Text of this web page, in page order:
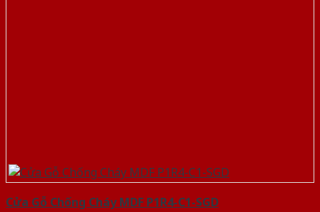
Cửa Gỗ Chống Cháy MDF P1R4-C1-SGD